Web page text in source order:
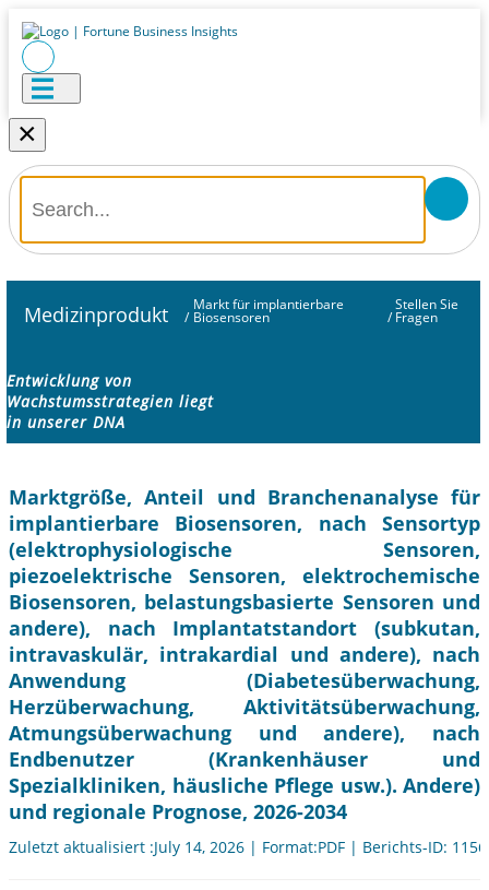
×
Medizinprodukt /
Markt für implantierbare
Biosensoren /
Stellen Sie
Fragen
Entwicklung von
Wachstumsstrategien liegt
in unserer DNA
Marktgröße, Anteil und Branchenanalyse für
implantierbare Biosensoren, nach Sensortyp
(elektrophysiologische Sensoren,
piezoelektrische Sensoren, elektrochemische
Biosensoren, belastungsbasierte Sensoren und
andere), nach Implantatstandort (subkutan,
intravaskulär, intrakardial und andere), nach
Anwendung (Diabetesüberwachung,
Herzüberwachung, Aktivitätsüberwachung,
Atmungsüberwachung und andere), nach
Endbenutzer (Krankenhäuser und
Spezialkliniken, häusliche Pflege usw.). Andere)
und regionale Prognose, 2026-2034
Zuletzt aktualisiert :July 14, 2026 | Format:PDF | Berichts-ID: